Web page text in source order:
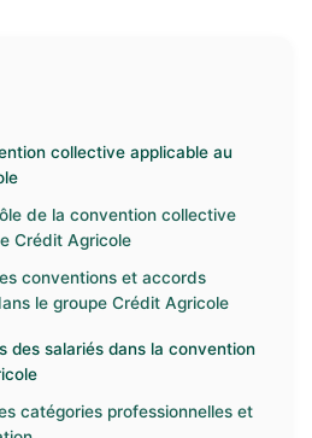
collective applicable au
de la convention collective
Crédit Agricole
conventions et accords
le groupe Crédit Agricole
des salariés dans la convention
catégories professionnelles et